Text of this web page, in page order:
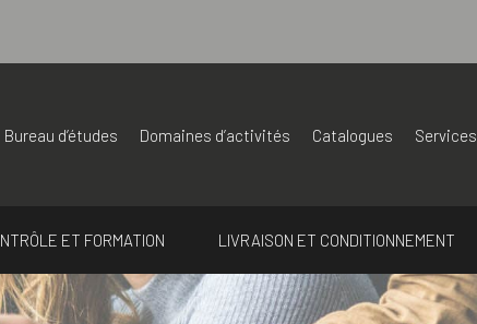
Bureau d’études Domaines d’activités Catalogues Services
ET FORMATION LIVRAISON ET CONDITIONNEMENT